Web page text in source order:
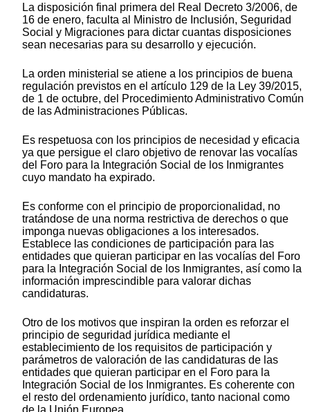
La disposición final primera del Real Decreto 3/2006, de
16 de enero, faculta al Ministro de Inclusión, Seguridad
Social y Migraciones para dictar cuantas disposiciones
sean necesarias para su desarrollo y ejecución.
La orden ministerial se atiene a los principios de buena
regulación previstos en el artículo 129 de la Ley 39/2015,
de 1 de octubre, del Procedimiento Administrativo Común
de las Administraciones Públicas.
Es respetuosa con los principios de necesidad y eficacia
ya que persigue el claro objetivo de renovar las vocalías
del Foro para la Integración Social de los Inmigrantes
cuyo mandato ha expirado.
Es conforme con el principio de proporcionalidad, no
tratándose de una norma restrictiva de derechos o que
imponga nuevas obligaciones a los interesados.
Establece las condiciones de participación para las
entidades que quieran participar en las vocalías del Foro
para la Integración Social de los Inmigrantes, así como la
información imprescindible para valorar dichas
candidaturas.
Otro de los motivos que inspiran la orden es reforzar el
principio de seguridad jurídica mediante el
establecimiento de los requisitos de participación y
parámetros de valoración de las candidaturas de las
entidades que quieran participar en el Foro para la
Integración Social de los Inmigrantes. Es coherente con
el resto del ordenamiento jurídico, tanto nacional como
de la Unión Europea.